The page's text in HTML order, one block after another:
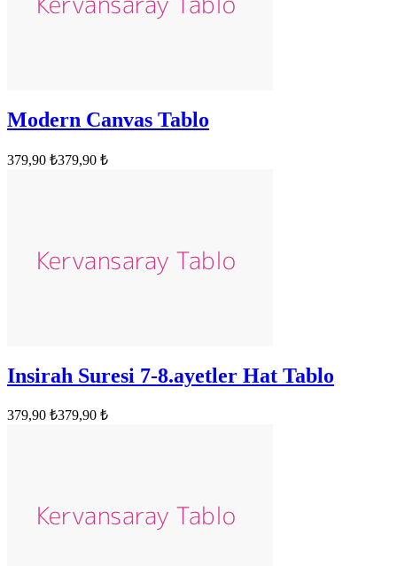
Modern Canvas Tablo
379,90 ₺379,90 ₺
Insirah Suresi 7-8.ayetler Hat Tablo
379,90 ₺379,90 ₺